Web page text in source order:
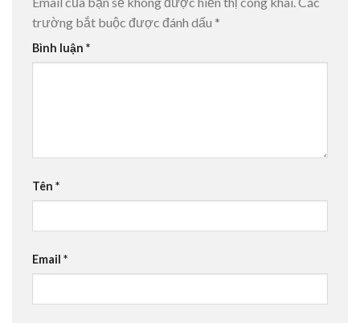
trường bắt buộc được đánh dấu *
Bình luận *
Tên *
Email *